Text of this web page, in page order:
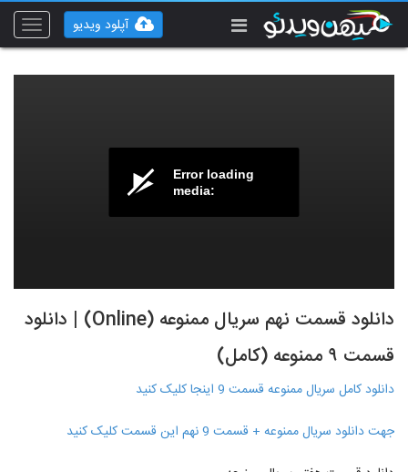
Toggle
آپلود ویدیو
Error loading
media:
دانلود قسمت نهم سریال ممنوعه (Online) | دانلود
قسمت ۹ ممنوعه (کامل)
دانلود کامل سریال ممنوعه قسمت 9 اینجا کلیک کنید
جهت دانلود سریال ممنوعه + قسمت 9 نهم این قسمت کلیک کنید